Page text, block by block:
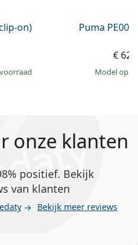
on) Puma
€
model op
onze klanten
positief. Bekijk
van klanten
Bekijk meer reviews